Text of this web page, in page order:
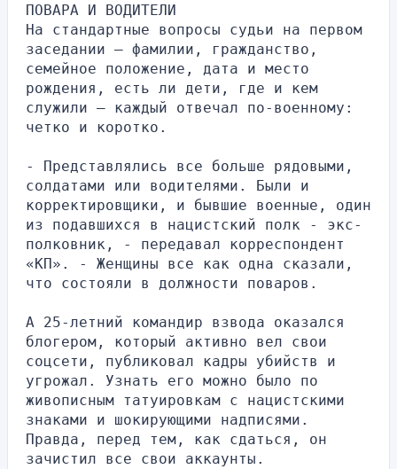
ПОВАРА И ВОДИТЕЛИ
На стандартные вопросы судьи на первом
заседании – фамилии, гражданство,
семейное положение, дата и место
рождения, есть ли дети, где и кем
служили – каждый отвечал по-военному:
четко и коротко.
- Представлялись все больше рядовыми,
солдатами или водителями. Были и
корректировщики, и бывшие военные, один
из подавшихся в нацистский полк - экс-
полковник, - передавал корреспондент
«КП». - Женщины все как одна сказали,
что состояли в должности поваров.
А 25-летний командир взвода оказался
блогером, который активно вел свои
соцсети, публиковал кадры убийств и
угрожал. Узнать его можно было по
живописным татуировкам с нацистскими
знаками и шокирующими надписями.
Правда, перед тем, как сдаться, он
зачистил все свои аккаунты.